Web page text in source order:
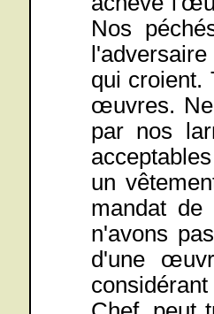
Nos
qui croient.
œuvres.
par nos
un
mandat
n'avons
d'une